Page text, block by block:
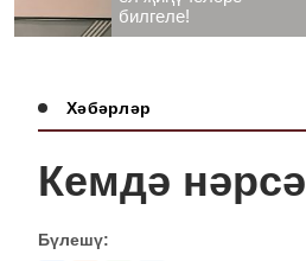
билгеле!
Хәбәрләр
Кемдә
Бүлешү: